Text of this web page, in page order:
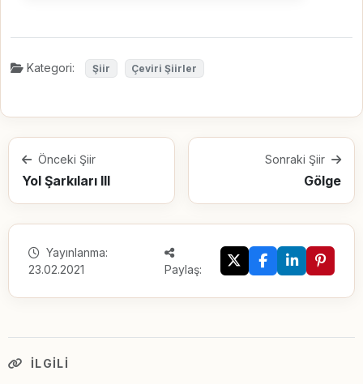
Kategori: Şiir Çeviri Şiirler
Önceki Şiir
Yol Şarkıları III
Sonraki Şiir
Gölge
Yayınlanma:
23.02.2021
Paylaş:
İLGILI